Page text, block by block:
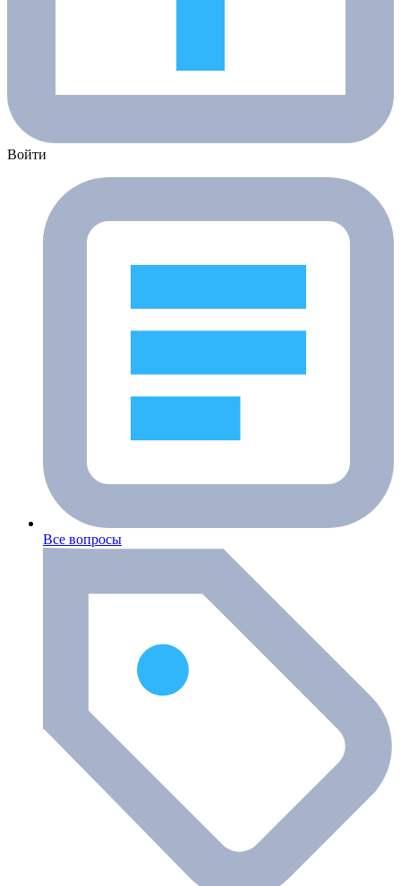
Войти
Все вопросы